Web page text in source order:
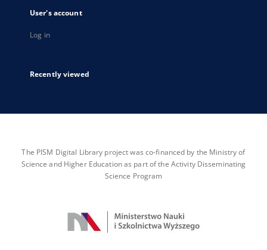
User's account
Log in
Recently viewed
The PISM Digital Library project was co-financed by the Ministry of
Science and Higher Education as part of the Activity Disseminating
Science Program